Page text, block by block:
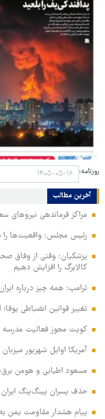
روزنامه:
آخرین مطالب
مراکز فرماندهی نیروهای
رئیس مجلس: واقعیت‌ها را
پزشکیان: وقتی از وفاق
کالابرگ را افزایش دهیم
ترامپ: همه چیز درباره
تغییر قوانین انضباطی
کویت مجوز فعالیت مدرسه
آمریکا اوایل شهریور
مسعود اطیابی و هومن
حذف پسران پینگ‌پنگ
پیام هشدار مقاومت یمن